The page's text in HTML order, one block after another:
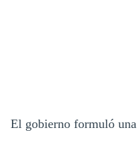
El gobierno formuló una